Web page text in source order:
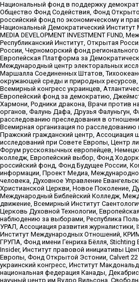
Национальный фонд в поддержку
Общество Фонд Содействия, Фонд
российский фонд по экономическому и
Национальный Демократический
MEDIA DEVELOPMENT INVESTMENT FUND,
Республиканский Институт, Открытая
России, Черноморский фонд
Европейская Платформа за
Международный центр электоральных
Маршалла Соединенных Штатов,
окружающей среды и природных ресурсов,
Всемирный конгресс украинцев,
Европейский фонд за демократию,
Хармони, Родники дракона, Врачи против
органов, Фалунь Дафа, Друзья Фалуньгун,
расследованию преследования в
Всемирная организация по расследованию
Пражский гражданский центр, Ассоциация
исследований при Совете Европы, Центр
Форум русскоязычных европейцев,
колледж, Европейский выбор, Фонд
российский фонд, Фонд Будущее России,
информации, Проект Медиа,
человека, Духовное Управление
Христианской Церкви, Новое Поколение,
Международный Библейский Колледж,
движение, Всемирный Институт
Церковь Духовной Технологии,
наблюдению за выборами, Республика
УРАЛ, Ассоциация развития журналистики,
Институт Международных Отношений,
ГРУПА, Фонд имени Генриха Бёлля, Stichting
Insider, Институт правовой инициативы
Европы, Фонд Открытой Эстонии, Calvert 22
украинский конгресс, Институт
национальная федерация Канады,
научный центр им Вудро Вильсона,